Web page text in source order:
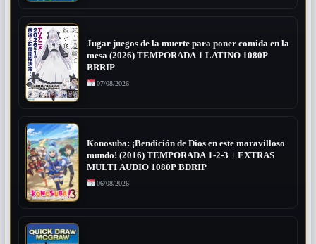
Jugar juegos de la muerte para poner comida en la
mesa (2026) TEMPORADA 1 LATINO 1080P
BRRIP
07/08/2026
Konosuba: ¡Bendición de Dios en este maravilloso
mundo! (2016) TEMPORADA 1-2-3 + EXTRAS
MULTI AUDIO 1080P BDRIP
06/08/2026